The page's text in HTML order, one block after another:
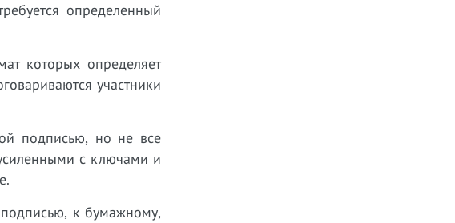
определенный
которых определяет
участники
подписью, но не все
с ключами и
к бумажному,